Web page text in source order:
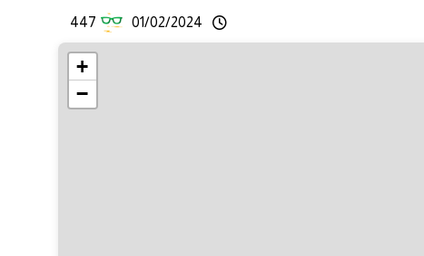
01/02/2024
447
+
−